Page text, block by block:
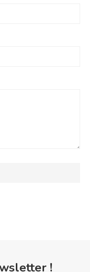
!